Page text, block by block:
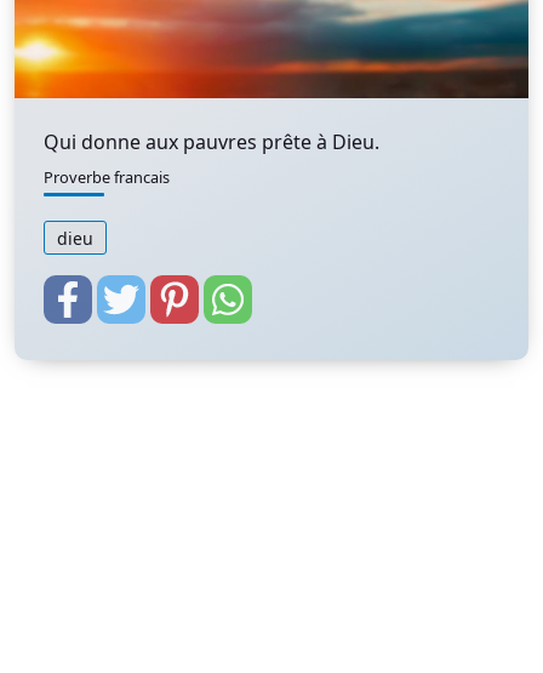
Qui donne aux pauvres prête à Dieu.
Proverbe francais
dieu